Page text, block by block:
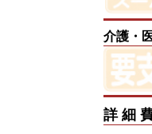
介護・
詳 細